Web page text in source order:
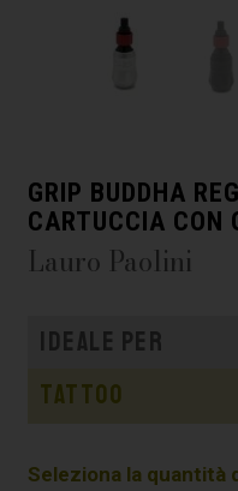
GRIP BUDDHA
CARTUCCIA CON
Lauro Paolini
Ideale per
Tattoo
Seleziona la quantità